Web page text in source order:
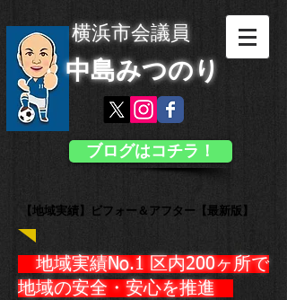
横浜市会議員
中島みつのり
ブログはコチラ！
【地域実績】ビフォー＆アフター【最新版】
地域実績No.1 区内200ヶ所で
地域の安全・安心を推進 ​